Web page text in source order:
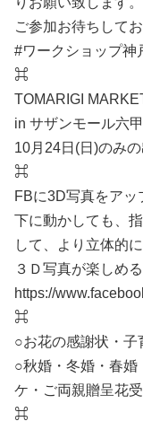
ご参加お待ちして
#ワークショップ神
⌘
TOMARIGI
in サザンモール六
10月24日(日)のみの
⌘
FBに3D写真をアッ
下に動かしても、
して、より立体的
３Ｄ写真が楽しめ
https://
⌘
○お花の感謝状・子
○秋婚・冬婚・春婚
ケ・ご両親贈呈花
⌘